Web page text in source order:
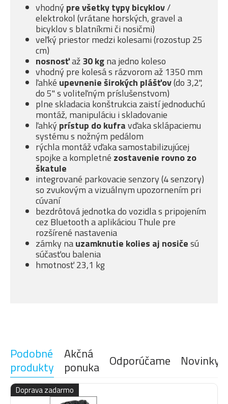
vhodný pre všetky typy bicyklov/
elektrokol (vrátane horských, gravel a
bicyklov s blatníkmi či nosičmi)
veľký priestor medzi kolesami (rozostup 25
cm)
nosnosťaž30 kgna jedno koleso
vhodný pre kolesá s rázvorom až 1350 mm
ľahké upevnenie širokých plášťov(do 3,2",
do 5" s voliteľným príslušenstvom)
plne skladacia konštrukcia zaistí jednoduchú
montáž, manipuláciu i skladovanie
ľahký prístup do kufravďaka sklápaciemu
systému s nožným pedálom
rýchla montáž vďaka samostabilizujúcej
spojke a kompletné zostavenie rovno zo
škatule
integrované parkovacie senzory (4 senzory)
so zvukovým a vizuálnym upozornením pri
cúvaní
bezdrôtová jednotka do vozidla s pripojením
cez Bluetooth a aplikáciou Thule pre
rozšírené nastavenia
zámky nauzamknutie kolies aj nosičesú
súčasťou balenia
hmotnosť 23,1 kg
Podobné
produkty
Akčná
ponuka Odporúčame Novinky
Doprava zadarmo